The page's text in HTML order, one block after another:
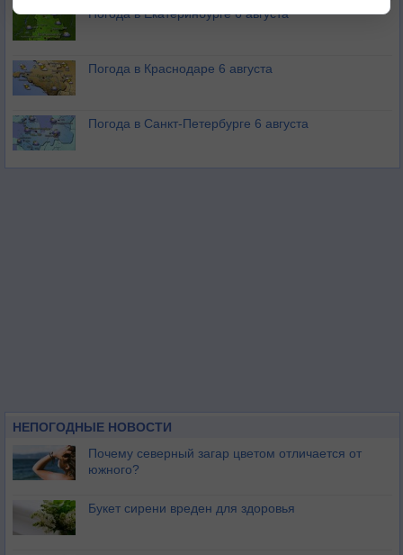
Погода в Екатеринбурге 6 августа
Погода в Краснодаре 6 августа
Погода в Санкт-Петербурге 6 августа
НЕПОГОДНЫЕ НОВОСТИ
Почему северный загар цветом отличается от
южного?
Букет сирени вреден для здоровья